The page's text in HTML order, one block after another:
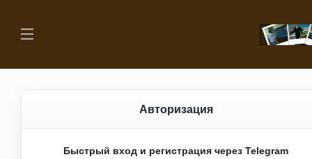
Авторизация
Быстрый вход и регистрация через Telegram